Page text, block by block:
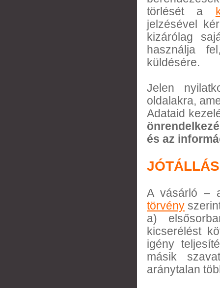
törlését a
jelzésével
kizárólag
használja
küldésére.
Jelen
oldalakra,
Adataid
és az
A vásárló –
törvény
a)
kicserélést
igény
másik
aránytalan